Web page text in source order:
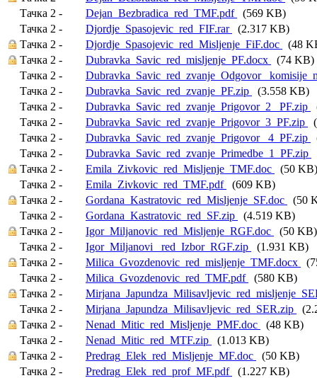
Тачка 2 -
Dejan_Bezbradica_red_TMF.pdf
(569 KB)
Тачка 2 -
Djordje_Spasojevic_red_FIF.rar
(2.317 KB)
Тачка 2 -
Djordje_Spasojevic_red_Misljenje_FiF.doc
(48
Тачка 2 -
Dubravka_Savic_red_misljenje_PF.docx
(74 KB)
Тачка 2 -
Dubravka_Savic_red_zvanje_Odgovor_
Тачка 2 -
Dubravka_Savic_red_zvanje_PF.zip
(3.558 KB)
Тачка 2 -
Dubravka_Savic_red_zvanje_Prigovor_2_ PF.zip
Тачка 2 -
Dubravka_Savic_red_zvanje_Prigovor_3_PF.zip
Тачка 2 -
Dubravka_Savic_red_zvanje_Prigovor_ 4_PF.zip
Тачка 2 -
Dubravka_Savic_red_zvanje_Primedbe_1_PF.zip
Тачка 2 -
Emila_Zivkovic_red_Misljenje_TMF.doc
(50 KB)
Тачка 2 -
Emila_Zivkovic_red_TMF.pdf
(609 KB)
Тачка 2 -
Gordana_Kastratovic_red_Misljenje_SF.doc
(50
Тачка 2 -
Gordana_Kastratovic_red_SF.zip
(4.519 KB)
Тачка 2 -
Igor_Miljanovic_red_Misljenje_RGF.doc
(50 KB)
Тачка 2 -
Igor_Miljanovi _red_Izbor_RGF.zip
(1.931 KB)
Тачка 2 -
Milica_Gvozdenovic_red_misljenje_TMF.docx
Тачка 2 -
Milica_Gvozdenovic_red_TMF.pdf
(580 KB)
Тачка 2 -
Тачка 2 -
Mirjana_Japundza_Milisavljevic_red_SER.zip
Тачка 2 -
Nenad_Mitic_red_Misljenje_PMF.doc
(48 KB)
Тачка 2 -
Nenad_Mitic_red_MTF.zip
(1.013 KB)
Тачка 2 -
Predrag_Elek_red_Misljenje_MF.doc
(50 KB)
Тачка 2 -
Predrag_Elek_red_prof_MF.pdf
(1.227 KB)